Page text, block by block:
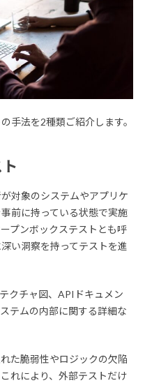
手法を2種類ご紹介します。
対象のシステムやアプリケ
前に持っている状態で実施
プンボックステストとも呼
い洞察を持ってテストを進
クチャ図、APIドキュメン
テムの内部に関する詳細な
た脆弱性やロジックの欠陥
れにより、外部テストだけ